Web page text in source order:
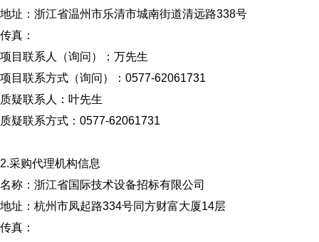
地址：浙江省温州市乐清市城南街道清远路338号
传真：
项目联系人（询问）：万先生
项目联系方式（询问）：0577-62061731
质疑联系人：叶先生
质疑联系方式：0577-62061731
2.采购代理机构信息
名称：浙江省国际技术设备招标有限公司
地址：杭州市凤起路334号同方财富大厦14层
传真：